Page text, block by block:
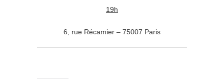
19h
6, rue Récamier – 75007 Paris